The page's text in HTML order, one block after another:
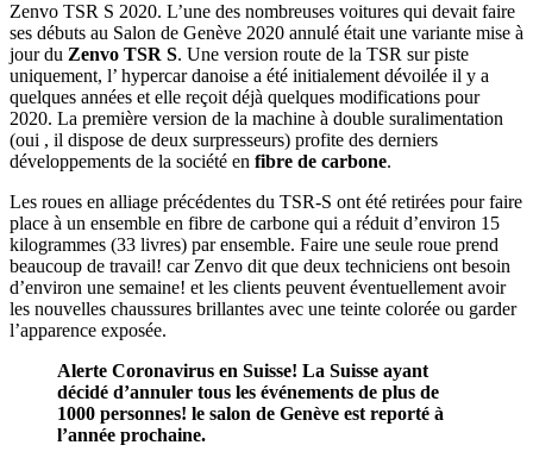
Zenvo TSR S 2020. L’une des nombreuses voitures qui devait faire
ses débuts au Salon de Genève 2020 annulé était une variante mise à
jour du Zenvo TSR S. Une version route de la TSR sur piste
uniquement, l’ hypercar danoise a été initialement dévoilée il y a
quelques années et elle reçoit déjà quelques modifications pour
2020. La première version de la machine à double suralimentation
(oui , il dispose de deux surpresseurs) profite des derniers
développements de la société en fibre de carbone.
Les roues en alliage précédentes du TSR-S ont été retirées pour faire
place à un ensemble en fibre de carbone qui a réduit d’environ 15
kilogrammes (33 livres) par ensemble. Faire une seule roue prend
beaucoup de travail! car Zenvo dit que deux techniciens ont besoin
d’environ une semaine! et les clients peuvent éventuellement avoir
les nouvelles chaussures brillantes avec une teinte colorée ou garder
l’apparence exposée.
Alerte Coronavirus en Suisse! La Suisse ayant
décidé d’annuler tous les événements de plus de
1000 personnes! le salon de Genève est reporté à
l’année prochaine.